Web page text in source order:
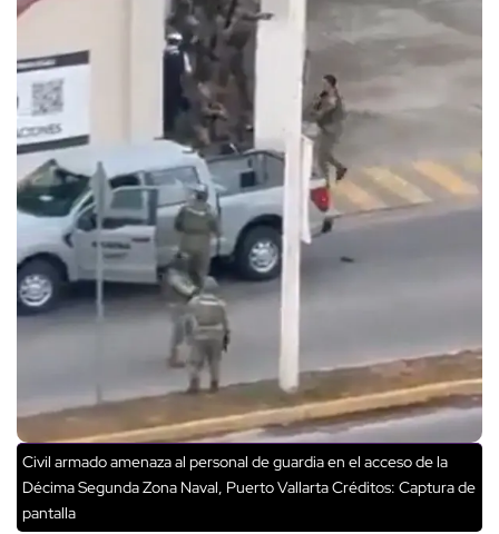
Civil armado amenaza al personal de guardia en el acceso de la
Décima Segunda Zona Naval, Puerto VallartaCréditos: Captura de
pantalla